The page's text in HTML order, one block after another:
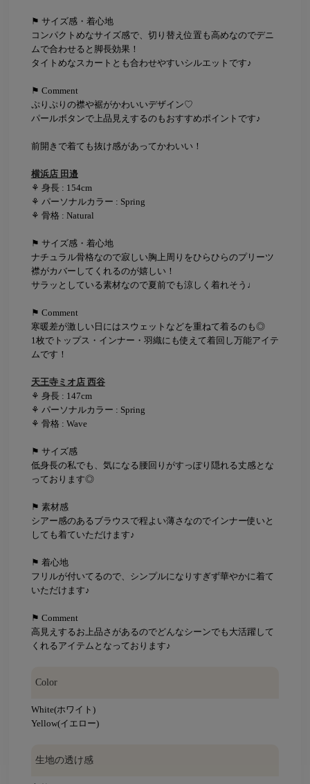
⚑ サイズ感・着心地
コンパクトめなサイズ感で、切り替え位置も高めなのでデニ
ムで合わせると脚長効果！
タイトめなスカートとも合わせやすいシルエットです♪
⚑ Comment
ぷりぷりの襟や裾がかわいいデザイン♡
パールボタンで上品見えするのもおすすめポイントです♪
前開きで着ても抜け感があってかわいい！
横浜店 田邉
⚘ 身長 : 154cm
⚘ パーソナルカラー : Spring
⚘ 骨格 : Natural
⚑ サイズ感・着心地
ナチュラル骨格なので寂しい胸上周りをひらひらのプリーツ
襟がカバーしてくれるのが嬉しい！
サラッとしている素材なので夏前でも涼しく着れそう♩
⚑ Comment
寒暖差が激しい日にはスウェットなどを重ねて着るのも◎
1枚でトップス・インナー・羽織にも使えて着回し万能アイテ
ムです！
天王寺ミオ店 西谷
⚘ 身長 : 147cm
⚘ パーソナルカラー : Spring
⚘ 骨格 : Wave
⚑ サイズ感
低身長の私でも、気になる腰回りがすっぽり隠れる丈感とな
っております◎
⚑ 素材感
シアー感のあるブラウスで程よい薄さなのでインナー使いと
しても着ていただけます♪
⚑ 着心地
フリルが付いてるので、シンプルになりすぎず華やかに着て
いただけます♪
⚑ Comment
高見えするお上品さがあるのでどんなシーンでも大活躍して
くれるアイテムとなっております♪
Color
White(ホワイト)
Yellow(イエロー)
生地の透け感